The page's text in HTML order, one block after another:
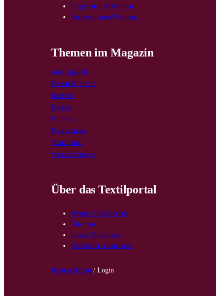
Fragen und Antworten
Kooperationen/Werbung
Themen im Magazin
Ausflugsziele
Fasern & Stoffe
Internes
Podcast
Portraits
Produzenten
Standpunkt
Veranstaltungen
Über das Textilportal
Warum Textilportal?
Über uns
Presse Downloads
Newsletter abonnieren
Benutzerkonto / Login